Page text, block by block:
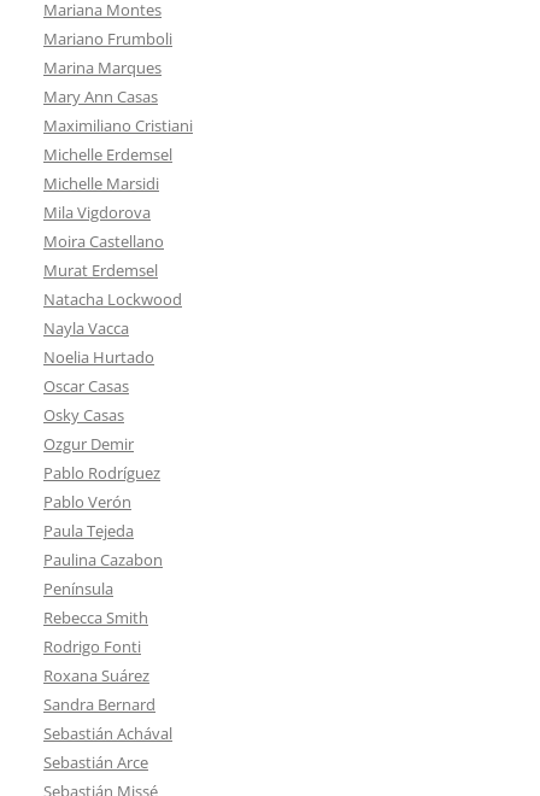
Mariana Montes
Mariano Frumboli
Marina Marques
Mary Ann Casas
Maximiliano Cristiani
Michelle Erdemsel
Michelle Marsidi
Mila Vigdorova
Moira Castellano
Murat Erdemsel
Natacha Lockwood
Nayla Vacca
Noelia Hurtado
Oscar Casas
Osky Casas
Ozgur Demir
Pablo Rodríguez
Pablo Verón
Paula Tejeda
Paulina Cazabon
Península
Rebecca Smith
Rodrigo Fonti
Roxana Suárez
Sandra Bernard
Sebastián Achával
Sebastián Arce
Sebastián Missé